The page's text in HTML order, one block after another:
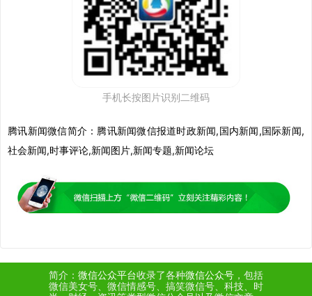
手机长按图片识别二维码
腾讯新闻微信简介：腾讯新闻微信报道时政新闻,国内新闻,国际新闻,
社会新闻,时事评论,新闻图片,新闻专题,新闻论坛
简介： 微信公众平台收录了各种微信公众号 ，包括
微信美女号、微信情感号、搞笑微信号、科技、时